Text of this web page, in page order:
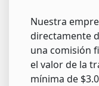
Nuestra
directamente
una comisión
el valor de la
mínima de